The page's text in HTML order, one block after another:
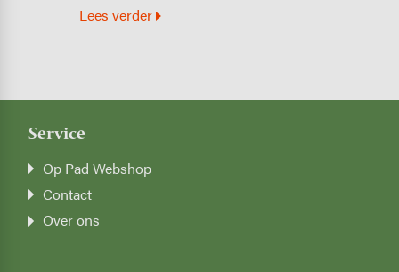
Lees verder
Service
Op Pad Webshop
Contact
Over ons